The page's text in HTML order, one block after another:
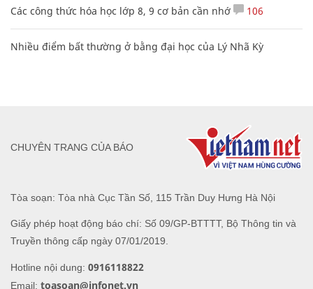
Các công thức hóa học lớp 8, 9 cơ bản cần nhớ 106
Nhiều điểm bất thường ở bằng đại học của Lý Nhã Kỳ
Tòa soạn: Tòa nhà Cục Tần Số, 115 Trần Duy Hưng Hà Nội
Giấy phép hoạt động báo chí: Số 09/GP-BTTTT, Bộ Thông tin và
Truyền thông cấp ngày 07/01/2019.
Hotline nội dung: 0916118822
Email: toasoan@infonet.vn
CHUYÊN TRANG CỦA BÁO